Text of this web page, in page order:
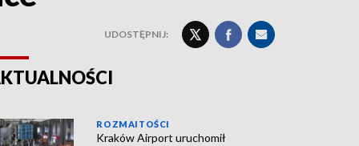
UDOSTĘPNIJ:
ROZMAITOŚCI
Kraków Airport uruchomił